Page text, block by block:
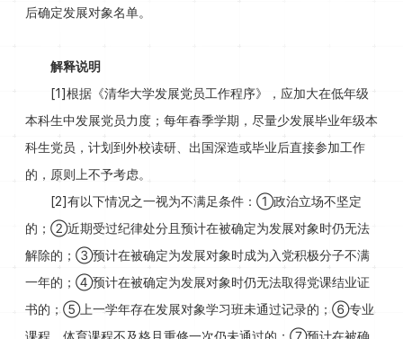
后确定发展对象名单。
解释说明
[1]根据《清华大学发展党员工作程序》，应加大在低年级
本科生中发展党员力度；每年春季学期，尽量少发展毕业年级本
科生党员，计划到外校读研、出国深造或毕业后直接参加工作
的，原则上不予考虑。
[2]有以下情况之一视为不满足条件：①政治立场不坚定
的；②近期受过纪律处分且预计在被确定为发展对象时仍无法
解除的；③预计在被确定为发展对象时成为入党积极分子不满
一年的；④预计在被确定为发展对象时仍无法取得党课结业证
书的；⑤上一学年存在发展对象学习班未通过记录的；⑥专业